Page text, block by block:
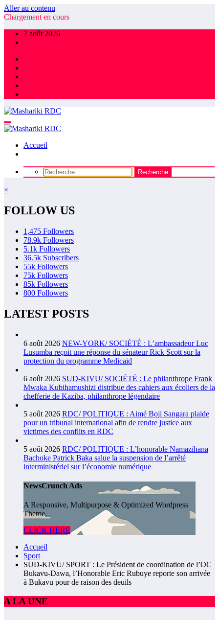
Aller au contenu
Chargement en cours
7 août 2026
Accueil
×
FOLLOW US
1,475 Followers
78.9k Followers
5.1k Followers
36.5k Subscribers
55k Followers
75k Followers
85k Followers
800 Followers
LATEST POSTS
6 août 2026 NEW-YORK/ SOCIÉTÉ : L’ambassadeur Luc
Lusumba reçoit une réponse du sénateur Rick Scott sur la
protection du programme Medicaid
6 août 2026 SUD-KIVU/ SOCIÉTÉ : Le philanthrope Frank
Mwaka Kubihamushizi distribue des cahiers aux écoliers de la
chefferie de Kaziba, philanthrope légendaire
5 août 2026 RDC/ POLITIQUE : Aimé Boji Sangara plaide
pour un tribunal international afin de rendre justice aux
victimes des conflits en RDC
5 août 2026 RDC/ POLITIQUE : L’honorable Namazihana
Bachoke Patrick Baka salue la suspension de l’arrêté
interministériel sur l’économie numérique
NewsCrunch Ads
A Responsive, Multipurpose & Optimized Wordpress
Theme.
CLICK HERE
Accueil
Sport
SUD-KIVU/ SPORT : Le Président de coordination de l’OC
Bukavu-Dawa, l’Honorable Eric Rubuye reporte son arrivée
à Bukavu pour de raison des deuils
A LA UNE